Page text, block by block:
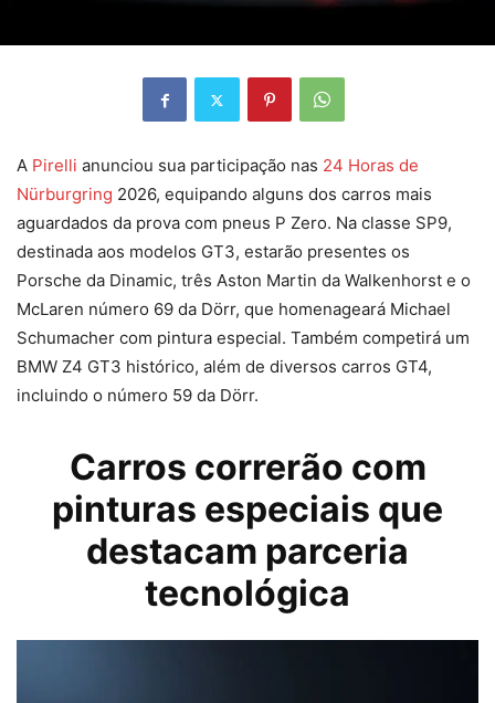
A Pirelli anunciou sua participação nas 24 Horas de
Nürburgring 2026, equipando alguns dos carros mais
aguardados da prova com pneus P Zero. Na classe SP9,
destinada aos modelos GT3, estarão presentes os
Porsche da Dinamic, três Aston Martin da Walkenhorst e o
McLaren número 69 da Dörr, que homenageará Michael
Schumacher com pintura especial. Também competirá um
BMW Z4 GT3 histórico, além de diversos carros GT4,
incluindo o número 59 da Dörr.
Carros correrão com
pinturas especiais que
destacam parceria
tecnológica